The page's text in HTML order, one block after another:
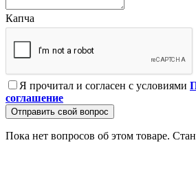
Капча
Я прочитал и согласен с условиями
соглашение
Отправить свой вопрос
Пока нет вопросов об этом товаре.